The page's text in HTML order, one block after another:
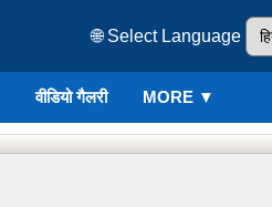
🌐 Select Language
वीडियो गैलरी MORE ▼